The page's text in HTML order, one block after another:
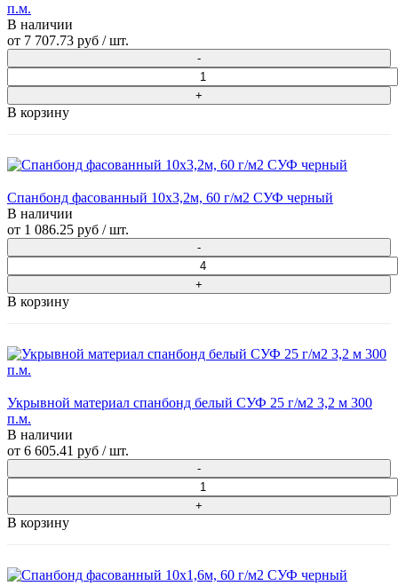
п.м.
В наличии
от 7 707.73 руб / шт.
В корзину
Спанбонд фасованный 10х3,2м, 60 г/м2 СУФ черный
В наличии
от 1 086.25 руб / шт.
В корзину
Укрывной материал спанбонд белый СУФ 25 г/м2 3,2 м 300
п.м.
В наличии
от 6 605.41 руб / шт.
В корзину